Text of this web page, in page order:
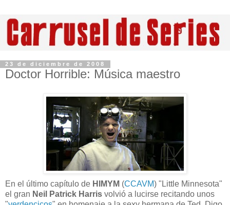
23 de diciembre de 2008
Doctor Horrible: Música maestro
En el último capítulo de HIMYM (CCAVM) "Little Minnesota"
el gran Neil Patrick Harris volvió a lucirse recitando unos